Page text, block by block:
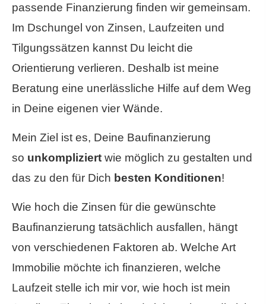
passende Finanzierung finden wir gemeinsam.
Im Dschungel von Zinsen, Laufzeiten und
Tilgungssätzen kannst Du leicht die
Orientierung verlieren. Deshalb ist meine
Beratung eine unerlässliche Hilfe auf dem Weg
in Deine eigenen vier Wände.
Mein Ziel ist es, Deine Baufinanzierung
so unkompliziert wie möglich zu gestalten und
das zu den für Dich besten Konditionen!
Wie hoch die Zinsen für die gewünschte
Baufinanzierung tatsächlich ausfallen, hängt
von verschiedenen Faktoren ab. Welche Art
Immobilie möchte ich finanzieren, welche
Laufzeit stelle ich mir vor, wie hoch ist mein